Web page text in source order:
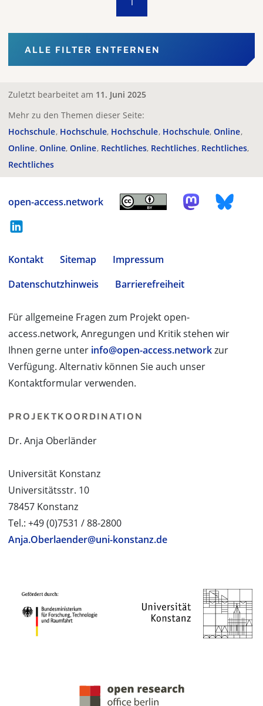
ALLE FILTER ENTFERNEN
Zuletzt bearbeitet am 11. Juni 2025
Mehr zu den Themen dieser Seite:
Hochschule Hochschule Hochschule Hochschule Online
Online Online Online Rechtliches Rechtliches Rechtliches
Rechtliches
open-access.network
Kontakt Sitemap
Impressum
Datenschutzhinweis
Barrierefreiheit
Für allgemeine Fragen zum Projekt open-
access.network, Anregungen und Kritik stehen wir
Ihnen gerne unter info@open-access.networkzur
Verfügung. Alternativ können Sie auch unser
Kontaktformular verwenden.
PROJEKTKOORDINATION
Dr. Anja Oberländer
Universität Konstanz
Universitätsstr. 10
78457 Konstanz
Tel.: +49 (0)7531 / 88-2800
Anja.Oberlaender@uni-konstanz.de